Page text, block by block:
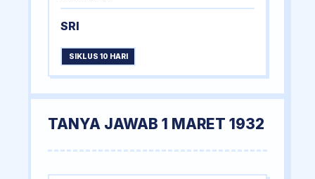
SRI
SIKLUS 10 HARI
TANYA JAWAB 1 MARET 1932